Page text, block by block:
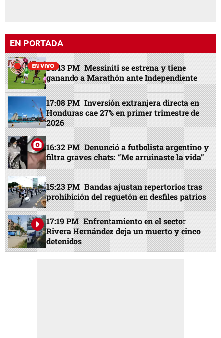
EN PORTADA
14:43 PM Messiniti se estrena y tiene
ganando a Marathón ante Independiente
17:08 PM Inversión extranjera directa en
Honduras cae 27% en primer trimestre de
2026
16:32 PM Denunció a futbolista argentino y
filtra graves chats: “Me arruinaste la vida”
15:23 PM Bandas ajustan repertorios tras
prohibición del reguetón en desfiles patrios
17:19 PM Enfrentamiento en el sector
Rivera Hernández deja un muerto y cinco
detenidos